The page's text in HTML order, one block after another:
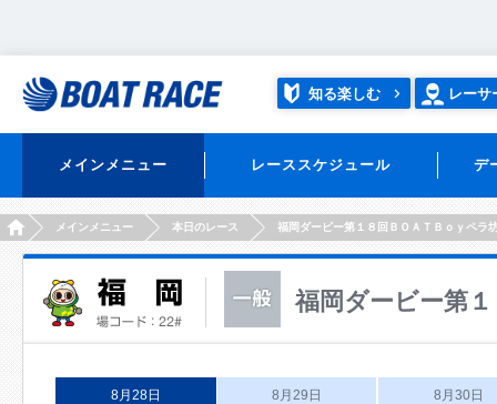
知る楽しむ レーサ
メインメニュー レーススケジュール デ
HOMEメインメニュー 本日のレース 福岡ダービー第１８回ＢＯＡＴＢｏｙペラ
福岡ダービー第
8月28日 8月29日 8月30日